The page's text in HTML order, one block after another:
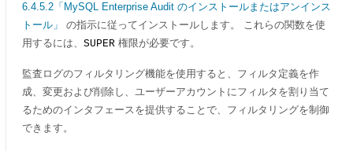
6.4.5.2「MySQL Enterprise Audit のインストールまたはアンインス
トール」
の指示に従ってインストールします。 これらの関数を使
用するには、 SUPER 権限が必要です。
監査ログのフィルタリング機能を使用すると、フィルタ定義を作
成、変更および削除し、ユーザーアカウントにフィルタを割り当て
るためのインタフェースを提供することで、フィルタリングを制御
できます。